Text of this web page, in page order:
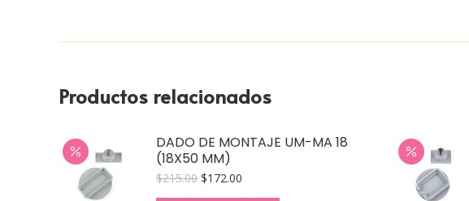
Productos relacionados
DADO DE MONTAJE UM-MA 18
(18X50 MM)
$215.00 $172.00